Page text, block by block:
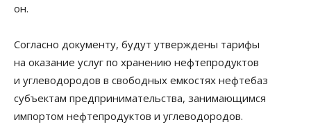
он.
Согласно документу, будут утверждены тарифы
на оказание услуг по хранению нефтепродуктов
и углеводородов в свободных емкостях нефтебаз
субъектам предпринимательства, занимающимся
импортом нефтепродуктов и углеводородов.